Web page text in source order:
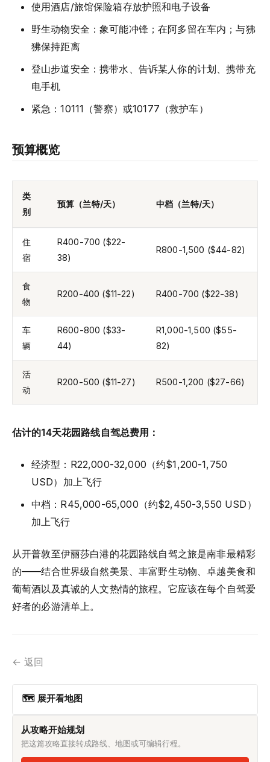
使用酒店/旅馆保险箱存放护照和电子设备
野生动物安全：象可能冲锋；在阿多留在车内；与狒
狒保持距离
登山步道安全：携带水、告诉某人你的计划、携带充
电手机
紧急：10111（警察）或10177（救护车）
预算概览
类
别
预算（兰特/天） 中档（兰特/天）
住
宿
R400-700 ($22-
38)
R800-1,500 ($44-82)
食
物
R200-400 ($11-22) R400-700 ($22-38)
车
辆
R600-800 ($33-
44)
R1,000-1,500 ($55-
82)
活
动
R200-500 ($11-27) R500-1,200 ($27-66)
估计的14天花园路线自驾总费用：
经济型：R22,000-32,000（约$1,200-1,750
USD）加上飞行
中档：R45,000-65,000（约$2,450-3,550 USD）
加上飞行
从开普敦至伊丽莎白港的花园路线自驾之旅是南非最精彩
的——结合世界级自然美景、丰富野生动物、卓越美食和
葡萄酒以及真诚的人文热情的旅程。它应该在每个自驾爱
好者的必游清单上。
← 返回
🗺 展开看地图
从攻略开始规划
把这篇攻略直接转成路线、地图或可编辑行程。